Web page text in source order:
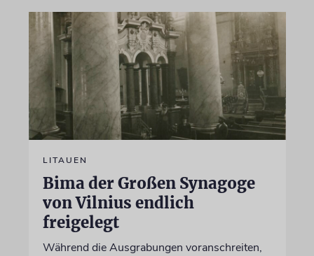
LITAUEN
Bima der Großen Synagoge
von Vilnius endlich
freigelegt
Während die Ausgrabungen voranschreiten,